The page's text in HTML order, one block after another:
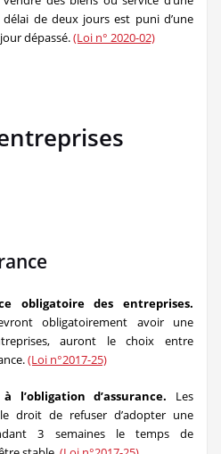
de deux jours est puni d’une
dépassé.(Loi n° 2020-02)
obligatoire des entreprises.
obligatoirement avoir une
auront le choix entre
(Loi n°2017-25)
l’obligation d’assurance. Les
droit de refuser d’adopter une
3 semaines le temps de